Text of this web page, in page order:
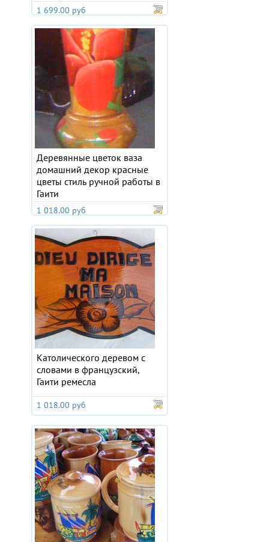
1 699.00 руб
Деревянные цветок ваза
домашний декор красные
цветы стиль ручной работы в
Гаити
1 018.00 руб
Католического деревом с
словами в французский,
Гаити ремесла
1 018.00 руб